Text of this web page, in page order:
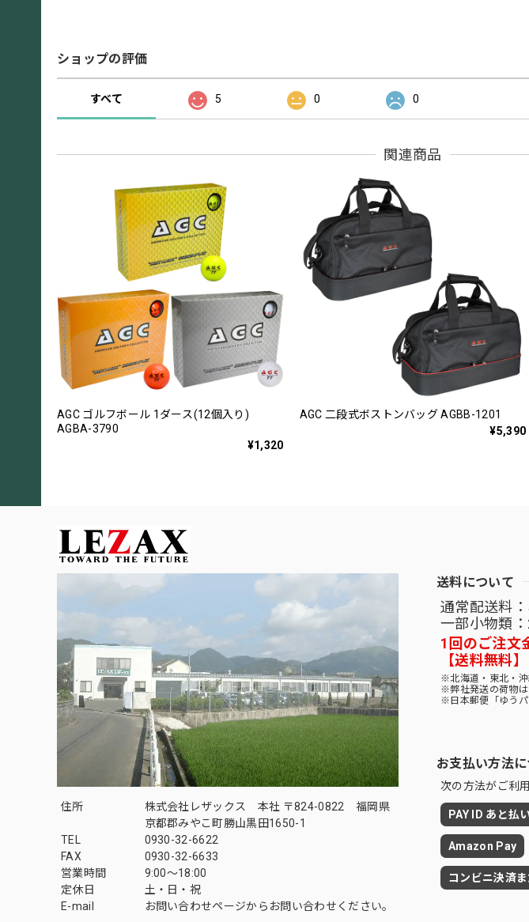
ショップの評価
すべて 5 0 0
関連商品
AGC ゴルフボール 1ダース(12個入り)
AGBA-3790
¥1,320
AGC 二段式ボストンバッグ AGBB-1201
¥5,390
住所
株式会社レザックス 本社 〒824-0822 福岡県
京都郡みやこ町勝山黒田1650-1
TEL
0930-32-6622
FAX
0930-32-6633
営業時間
9:00〜18:00
定休日
土・日・祝
E-mail
お問い合わせページからお問い合わせください。
送料について
通常配送料
一部小物類
1回のご注文
【送料無料】
※北海道・東北・沖
※弊社発送の荷物は
※日本郵便「ゆうパ
お支払い方法
次の方法がご利
PAY ID あと払
Amazon Pay
コンビニ決済